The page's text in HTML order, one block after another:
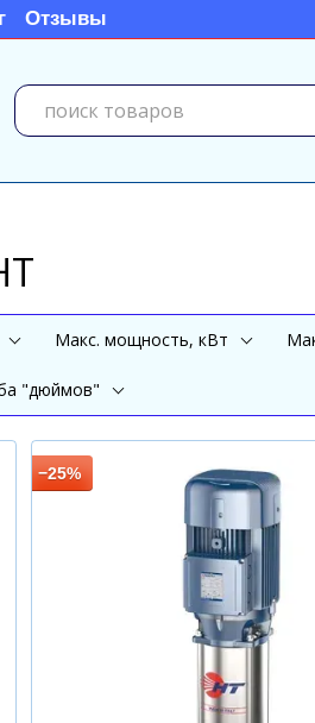
Отзывы
Mакс. мощность, кВт
"дюймов"
−25%